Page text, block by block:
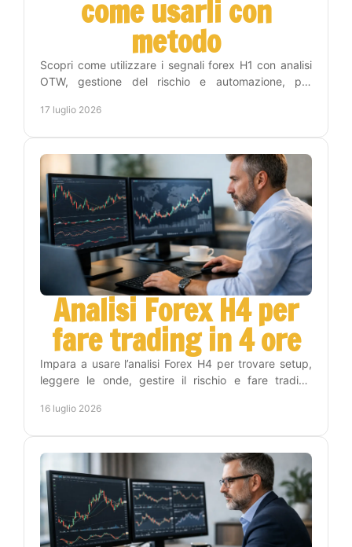
come usarli con
metodo
Scopri come utilizzare i segnali forex H1 con analisi
OTW, gestione del rischio e automazione, per
online.
17 luglio 2026
Analisi Forex H4 per
fare trading in 4 ore
Impara a usare l’analisi Forex H4 per trovare setup,
leggere le onde, gestire il rischio e fare trading
16 luglio 2026